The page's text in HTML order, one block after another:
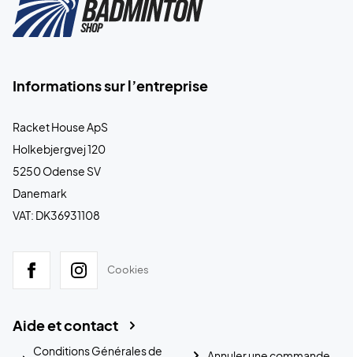
Informations sur l’entreprise
Racket House ApS
Holkebjergvej 120
5250 Odense SV
Danemark
VAT: DK36931108
Cookies
Aide et contact
Conditions Générales de